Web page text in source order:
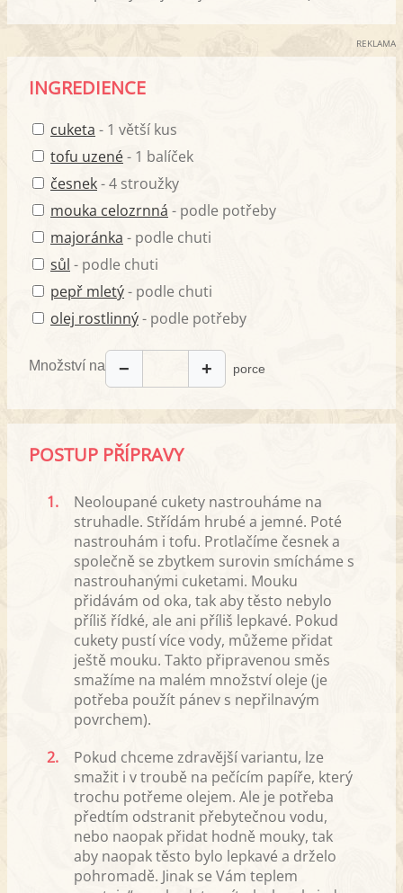
REKLAMA
INGREDIENCE
cuketa - 1 větší kus
tofu uzené- 1 balíček
česnek- 4 stroužky
mouka celozrnná - podle potřeby
majoránka - podle chuti
sůl - podle chuti
pepř mletý- podle chuti
olej rostlinný- podle potřeby
Množství na − + porce
POSTUP PŘÍPRAVY
1.
Neoloupané cukety nastrouháme na
struhadle. Střídám hrubé a jemné. Poté
nastrouhám i tofu. Protlačíme česnek a
společně se zbytkem surovin smícháme s
nastrouhanými cuketami. Mouku
přidávám od oka, tak aby těsto nebylo
příliš řídké, ale ani příliš lepkavé. Pokud
cukety pustí více vody, můžeme přidat
ještě mouku. Takto připravenou směs
smažíme na malém množství oleje (je
potřeba použít pánev s nepřilnavým
povrchem).
2.
Pokud chceme zdravější variantu, lze
smažit i v troubě na pečícím papíře, který
trochu potřeme olejem. Ale je potřeba
předtím odstranit přebytečnou vodu,
nebo naopak přidat hodně mouky, tak
aby naopak těsto bylo lepkavé a drželo
pohromadě. Jinak se Vám teplem